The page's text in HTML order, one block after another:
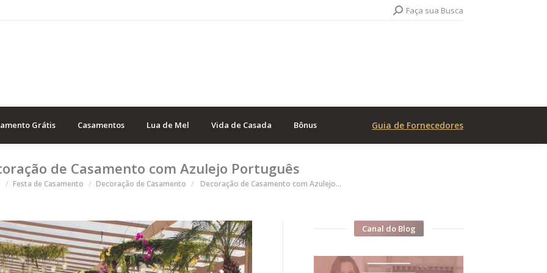
Search:Faça sua Busca
Grátis Casamentos Lua de Mel Vida de Casada Bônus Guia de Fornecedores
de Casamento com Azulejo Português
Festa de Casamento Decoração de Casamento Decoração de Casamento com Azulejo…
Canal do Blog